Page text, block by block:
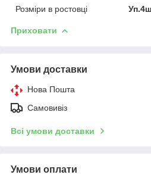
Розміри в ростовці
Приховати
Умови доставки
Нова Пошта
Самовивіз
Всі умови доставки
Умови оплати